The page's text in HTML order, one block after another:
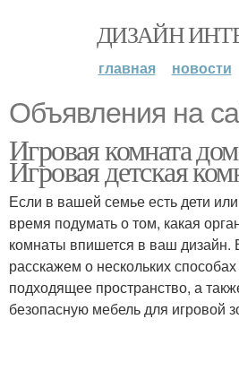
ДИЗАЙН
главная новости
Объявления на
Игровая комната
Игровая детская
Если в вашей семье есть дети
время подумать о том, какая
комнаты впишется в ваш дизайн.
расскажем о нескольких
подходящее пространство, а
безопасную мебель для игровой